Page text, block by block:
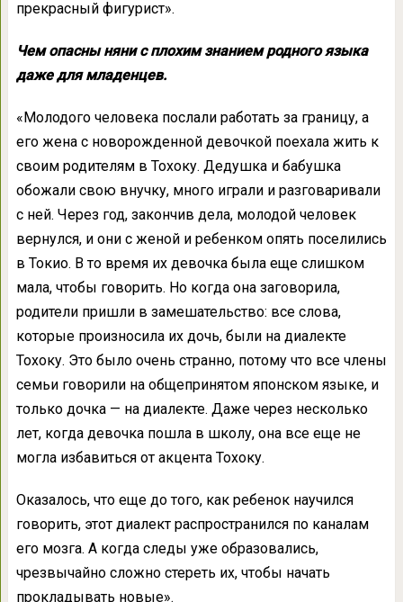
прекрасный фигурист».
Чем опасны няни с плохим знанием родного языка
даже для младенцев.
«Молодого человека послали работать за границу, а
его жена с новорожденной девочкой поехала жить к
своим родителям в Тохоку. Дедушка и бабушка
обожали свою внучку, много играли и разговаривали
с ней. Через год, закончив дела, молодой человек
вернулся, и они с женой и ребенком опять поселились
в Токио. В то время их девочка была еще слишком
мала, чтобы говорить. Но когда она заговорила,
родители пришли в замешательство: все слова,
которые произносила их дочь, были на диалекте
Тохоку. Это было очень странно, потому что все члены
семьи говорили на общепринятом японском языке, и
только дочка — на диалекте. Даже через несколько
лет, когда девочка пошла в школу, она все еще не
могла избавиться от акцента Тохоку.
Оказалось, что еще до того, как ребенок научился
говорить, этот диалект распространился по каналам
его мозга. А когда следы уже образовались,
чрезвычайно сложно стереть их, чтобы начать
прокладывать новые».